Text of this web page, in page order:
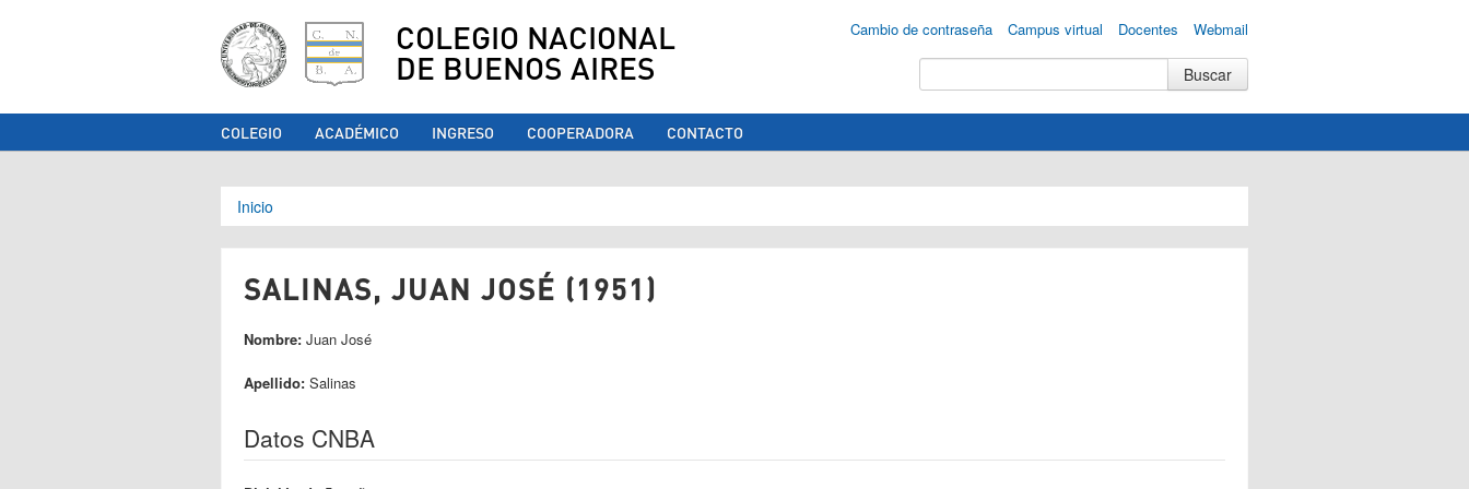
COLEGIO NACIONAL
DE BUENOS AIRES
Cambio de contraseña Campus virtual Docentes Webmail
COLEGIO ACADÉMICO INGRESO COOPERADORA CONTACTO
Se encuentra usted aquí
Inicio
SALINAS, JUAN JOSÉ (1951)
Nombre: Juan José
Apellido: Salinas
Datos CNBA